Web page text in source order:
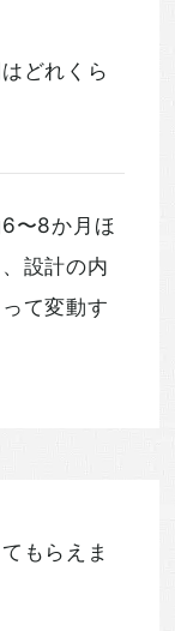
どれくら
〜8か月ほ
設計の内
て変動す
もらえま